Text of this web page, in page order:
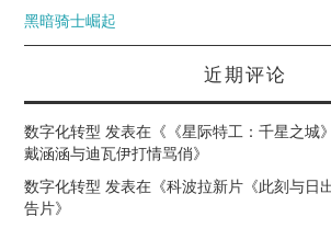
黑暗骑士崛起
近期评论
数字化转型 发表在《 《星际特工：千星之城
戴涵涵与迪瓦伊打情骂俏》
数字化转型 发表在《科波拉新片《此刻与日
告片》